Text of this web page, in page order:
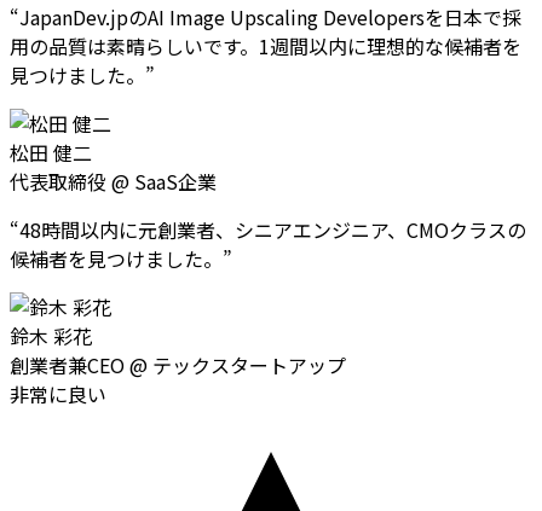
“JapanDev.jpのAI Image Upscaling Developersを日本で採
用の品質は素晴らしいです。1週間以内に理想的な候補者を
見つけました。 ”
松田 健二
代表取締役 @ SaaS企業
“48時間以内に元創業者、シニアエンジニア、CMOクラスの
候補者を見つけました。 ”
鈴木 彩花
創業者兼CEO@ テックスタートアップ
非常に良い